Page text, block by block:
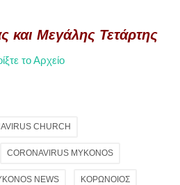
και Μεγάλης Τετάρτης
το Αρχείο
CHURCH
CORONAVIRUS MYKONOS
NEWS ΚΟΡΩΝΟΙΟΣ